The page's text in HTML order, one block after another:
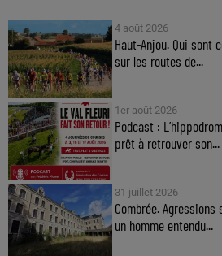
4 août 2026
Haut-Anjou. Qui sont
sur les routes de...
1er août 2026
Podcast :
prêt à retrouver son...
31 juillet 2026
Combrée.
un homme entendu...